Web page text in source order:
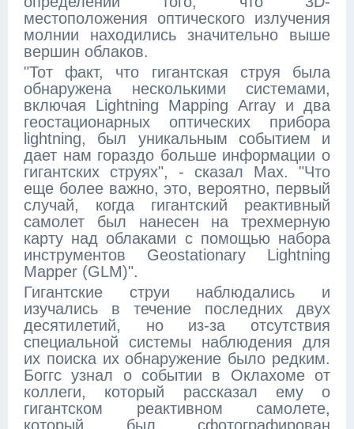
местоположения оптического излучения
молнии находились значительно выше
вершин облаков.
"Тот факт, что гигантская струя была
обнаружена несколькими системами,
включая Lightning Mapping Array и два
геостационарных оптических прибора
lightning, был уникальным событием и
дает нам гораздо больше информации о
гигантских струях", - сказал Мах. "Что
еще более важно, это, вероятно, первый
случай, когда гигантский реактивный
самолет был нанесен на трехмерную
карту над облаками с помощью набора
инструментов Geostationary Lightning
Mapper (GLM)".
Гигантские струи наблюдались и
изучались в течение последних двух
десятилетий, но из-за отсутствия
специальной системы наблюдения для
их поиска их обнаружение было редким.
Боггс узнал о событии в Оклахоме от
коллеги, который рассказал ему о
гигантском реактивном самолете,
который был сфотографирован